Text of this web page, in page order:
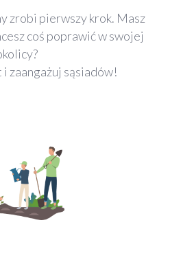
zrobi pierwszy krok. Masz
coś poprawić w swojej
zaangażuj sąsiadów!